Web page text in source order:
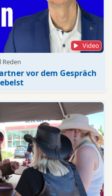
Video
Reden
vor dem Gespräch